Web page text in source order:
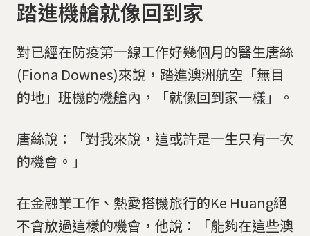
踏進機艙就像回到家
對已經在防疫第一線工作好幾個月的醫生唐絲
(Fiona Downes)來說，踏進澳洲航空「無目
的地」班機的機艙內，「就像回到家一樣」。
唐絲說：「對我來說，這或許是一生只有一次
的機會。」
在金融業工作、熱愛搭機旅行的Ke Huang絕
不會放過這樣的機會，他說：「能夠在這些澳